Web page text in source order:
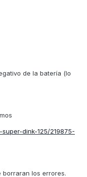
de la batería (lo
dink-125/219875-
borraran los errores.